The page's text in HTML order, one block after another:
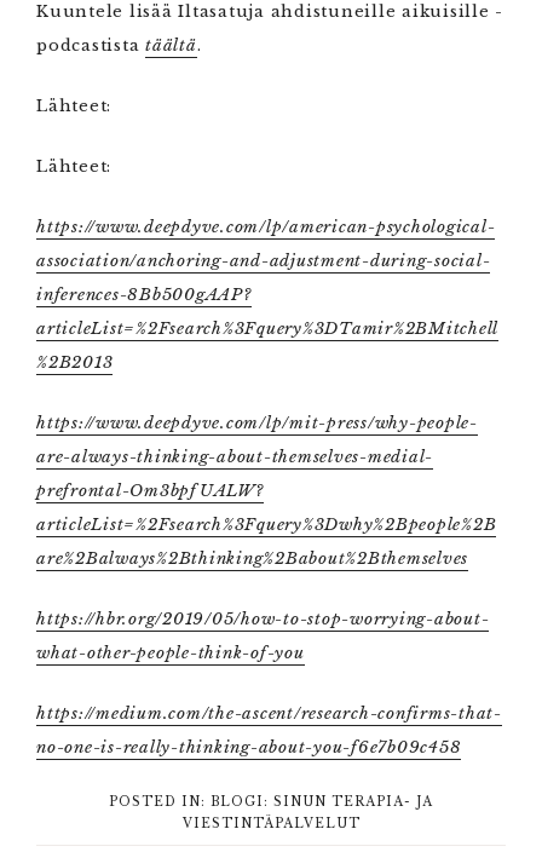
Kuuntele lisää Iltasatuja ahdistuneille aikuisille -
podcastista täältä.
Lähteet:
Lähteet:
https://www.deepdyve.com/lp/american-psychological-
association/anchoring-and-adjustment-during-social-
inferences-8Bb500gAAP?
articleList=%2Fsearch%3Fquery%3DTamir%2BMitchell
%2B2013
https://www.deepdyve.com/lp/mit-press/why-people-
are-always-thinking-about-themselves-medial-
prefrontal-Om3bpfUALW?
articleList=%2Fsearch%3Fquery%3Dwhy%2Bpeople%2B
are%2Balways%2Bthinking%2Babout%2Bthemselves
https://hbr.org/2019/05/how-to-stop-worrying-about-
what-other-people-think-of-you
https://medium.com/the-ascent/research-confirms-that-
no-one-is-really-thinking-about-you-f6e7b09c458
POSTED IN: BLOGI: SINUN TERAPIA- JA
VIESTINTÄPALVELUT